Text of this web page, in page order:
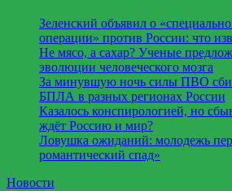
Зеленский объявил о
операции» против России: что
Не мясо, а сахар? Ученые
эволюции человеческого мозга
За минувшую ночь силы ПВО
БПЛА в разных регионах России
Казалось конспирологией, но
ждёт Россию и мир?
Ловушка ожиданий: молодежь
романтический спад»
Новости